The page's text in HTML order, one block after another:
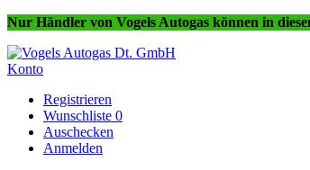
Nur Händler von Vogels Autogas können in
Konto
Registrieren
Wunschliste 0
Auschecken
Anmelden